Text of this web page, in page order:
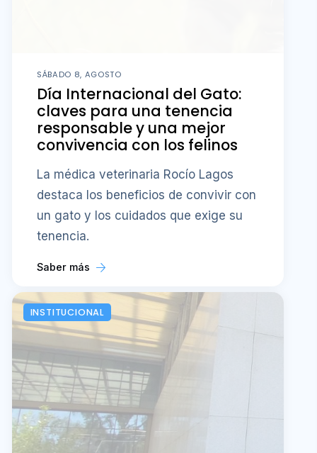
SÁBADO 8, AGOSTO
Día Internacional del Gato:
claves para una tenencia
responsable y una mejor
convivencia con los felinos
La médica veterinaria Rocío Lagos
destaca los beneficios de convivir con
un gato y los cuidados que exige su
tenencia.
Saber más
INSTITUCIONAL